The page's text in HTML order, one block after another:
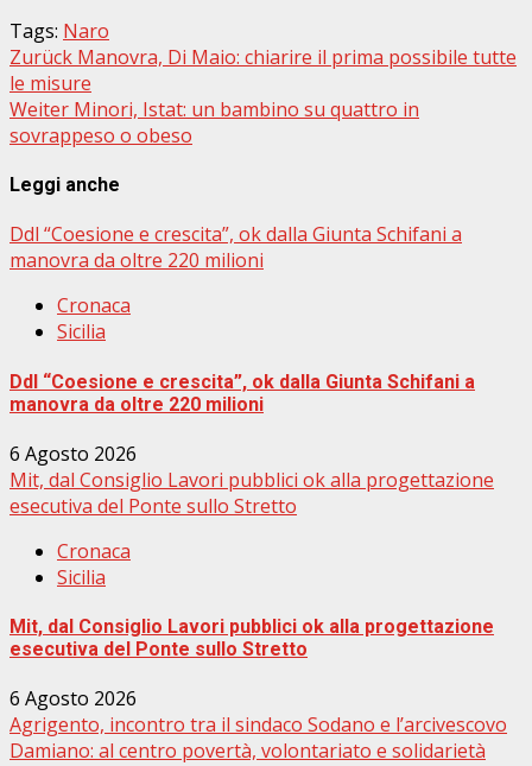
Tags: Naro
Beitragsnavigation
Zurück Manovra, Di Maio: chiarire il prima possibile tutte
le misure
Weiter Minori, Istat: un bambino su quattro in
sovrappeso o obeso
Leggi anche
Ddl “Coesione e crescita”, ok dalla Giunta Schifani a
manovra da oltre 220 milioni
Cronaca
Sicilia
Ddl “Coesione e crescita”, ok dalla Giunta Schifani a
manovra da oltre 220 milioni
6 Agosto 2026
Mit, dal Consiglio Lavori pubblici ok alla progettazione
esecutiva del Ponte sullo Stretto
Cronaca
Sicilia
Mit, dal Consiglio Lavori pubblici ok alla progettazione
esecutiva del Ponte sullo Stretto
6 Agosto 2026
Agrigento, incontro tra il sindaco Sodano e l’arcivescovo
Damiano: al centro povertà, volontariato e solidarietà